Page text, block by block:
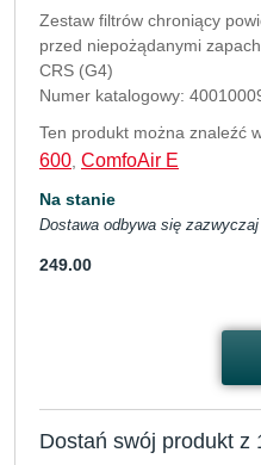
Zestaw filtrów chroniący
przed niepożądanymi
CRS (G4)
Numer katalogowy:
Ten produkt można znaleźć
600, ComfoAir E
Na stanie
Dostawa odbywa się
249.00
Dostań swój produkt z